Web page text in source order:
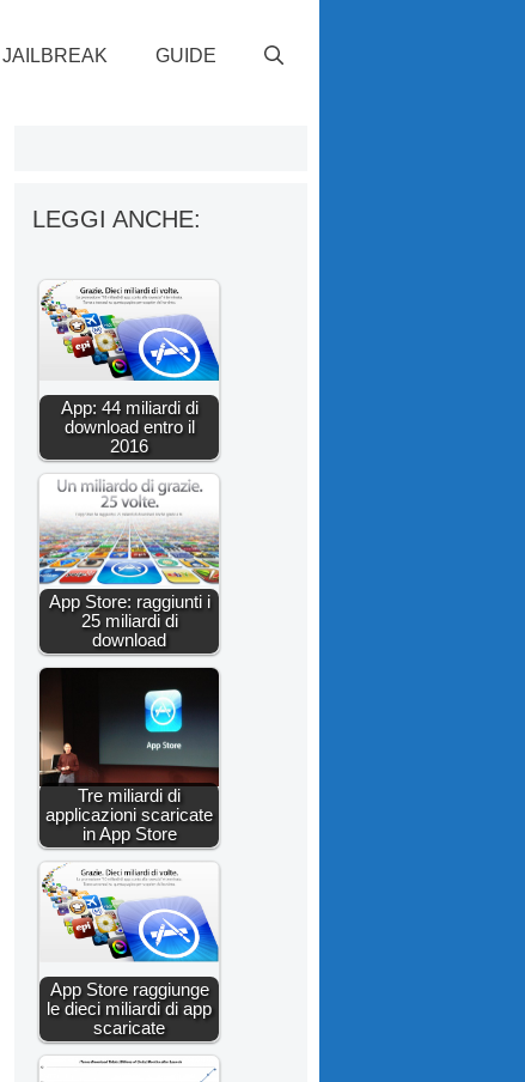
JAILBREAK GUIDE
LEGGI ANCHE:
App: 44 miliardi di
download entro il
2016
App Store: raggiunti i
25 miliardi di
download
Tre miliardi di
applicazioni scaricate
in App Store
App Store raggiunge
le dieci miliardi di app
scaricate